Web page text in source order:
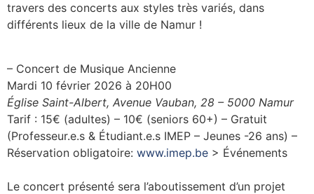
travers des concerts aux styles très variés, dans
différents lieux de la ville de Namur !
– Concert de Musique Ancienne
Mardi 10 février 2026 à 20H00
Église Saint-Albert, Avenue Vauban, 28 – 5000 Namur
Tarif : 15€ (adultes) – 10€ (seniors 60+) – Gratuit
(Professeur.e.s & Étudiant.e.s IMEP – Jeunes -26 ans) –
Réservation obligatoire: www.imep.be > Événements
Le concert présenté sera l’aboutissement d’un projet